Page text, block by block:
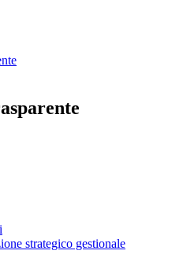
strategico gestionale